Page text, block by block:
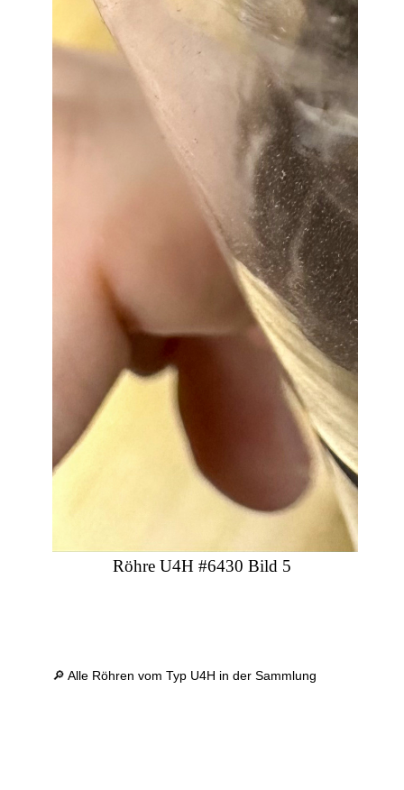
Röhre U4H #6430 Bild 5
🔎 Alle Röhren vom Typ U4H in der Sammlung